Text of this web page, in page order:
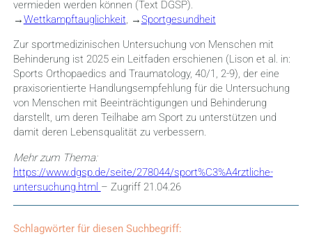
vermieden werden können (Text DGSP).
→Wettkampftauglichkeit, →Sportgesundheit
Zur sportmedizinischen Untersuchung von Menschen mit
Behinderung ist 2025 ein Leitfaden erschienen (Lison et al. in:
Sports Orthopaedics and Traumatology, 40/1, 2-9), der eine
praxisorientierte Handlungsempfehlung für die Untersuchung
von Menschen mit Beeinträchtigungen und Behinderung
darstellt, um deren Teilhabe am Sport zu unterstützen und
damit deren Lebensqualität zu verbessern.
Mehr zum Thema:
https://www.dgsp.de/seite/278044/sport%C3%A4rztliche-
untersuchung.html – Zugriff 21.04.26
Schlagwörter für diesen Suchbegriff: